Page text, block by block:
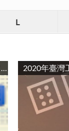
L
Word長文件中的SmartArt與表格 / Long Documents Writing: Smart Ard and Table in Microsoft Word